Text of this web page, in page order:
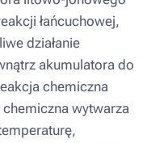
łańcuchowej,
działanie
akumulatora do
chemiczna
wytwarza